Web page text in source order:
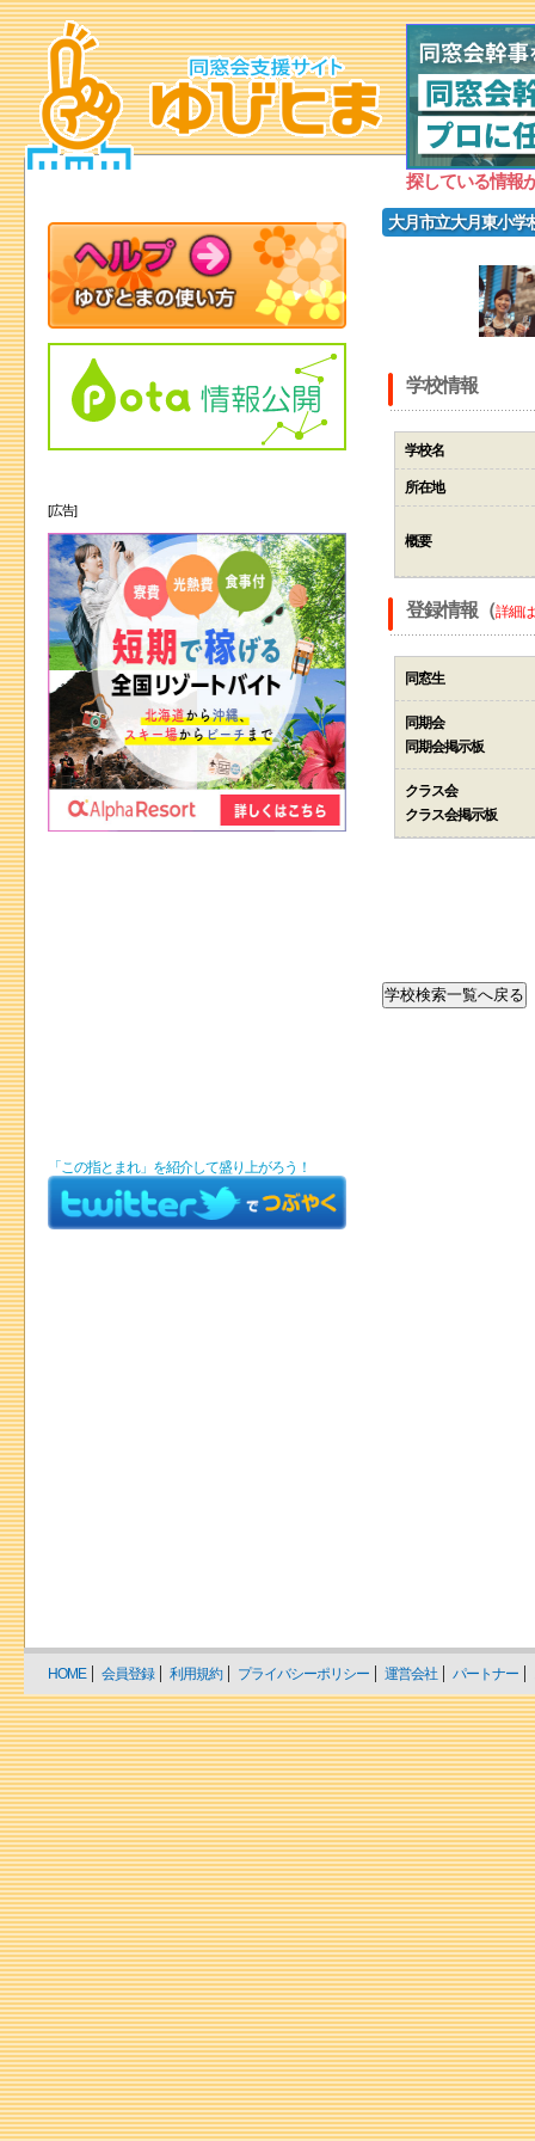
探している情報
大月市立大月東小学
学校情報
学校名
所在地
概要
登録情報（詳細
同窓生
同期会
同期会掲示板
クラス会
クラス会掲示板
[広告]
「この指とまれ」を紹介して盛り上がろう！
HOME 会員登録 利用規約 プライバシーポリシー 運営会社 パートナー